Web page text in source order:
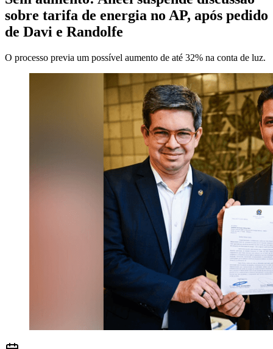
sobre tarifa de energia no AP, após pedido
de Davi e Randolfe
O processo previa um possível aumento de até 32% na conta de luz.